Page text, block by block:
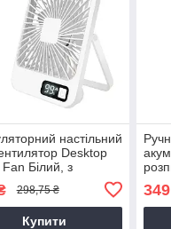
настільний
Desktop
Білий, з
та дисплеєм,
298,75 ₴
Купити
349